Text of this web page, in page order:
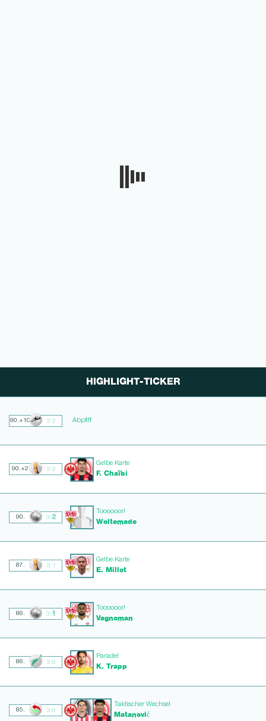
HIGHLIGHT-TICKER
90.+10 3:2 Abpfiff
90.+2 3:2
Gelbe Karte
F. Chaïbi
90. 3:2
Toooooor!
Woltemade
87. 3:1
Gelbe Karte
E. Millot
86. 3: 1
Toooooor!
Vagnoman
86. 3:0
Parade!
K. Trapp
85. 3:0
Taktischer Wechsel
Matanović